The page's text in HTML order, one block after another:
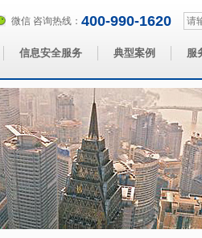
微信 咨询热线： 400-990-1620
信息安全服务 典型案例 服